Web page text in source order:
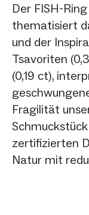
Der FISH-
thematisiert
und der
Tsavoriten
(0,19 ct),
Fragilität
zertifizierten
Natur mit